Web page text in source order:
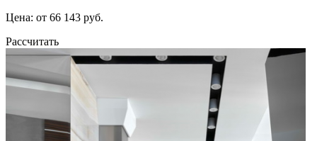
Цена: от 66 143 руб.
Рассчитать